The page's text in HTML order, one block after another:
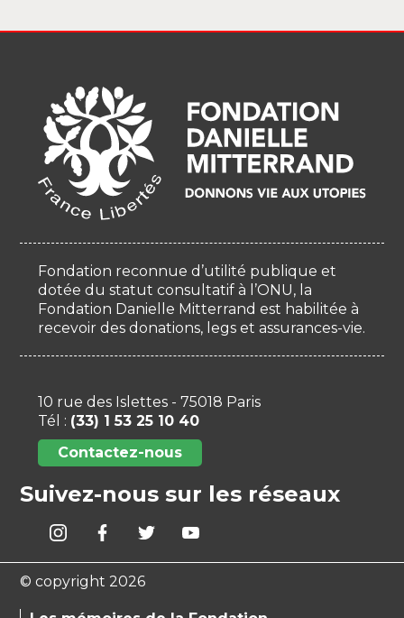
Fondation reconnue d’utilité publique et
dotée du statut consultatif à l’ONU, la
Fondation Danielle Mitterrand est habilitée à
recevoir des donations, legs et assurances-vie.
10 rue des Islettes - 75018 Paris
Tél : (33) 1 53 25 10 40
Contactez-nous
Suivez-nous sur les réseaux
© copyright 2026